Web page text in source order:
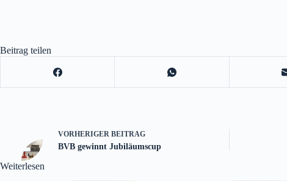
Beitrag teilen
VORHERIGER BEITRAG
BVB gewinnt Jubiläumscup
Weiterlesen